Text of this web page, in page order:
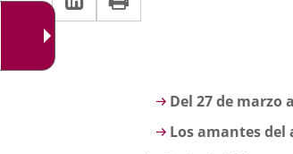
aplicación
a
externa.Descripción
Del 27 de
Los amantes